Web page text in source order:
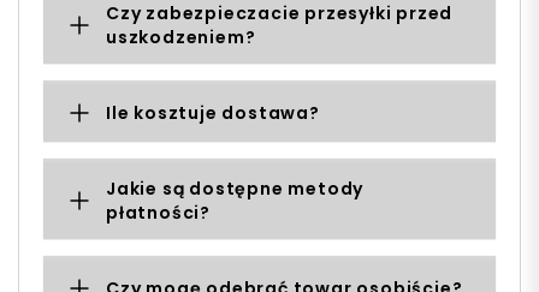
Czy zabezpieczacie przesyłki przed
uszkodzeniem?
Ile kosztuje dostawa?
Jakie są dostępne metody
płatności?